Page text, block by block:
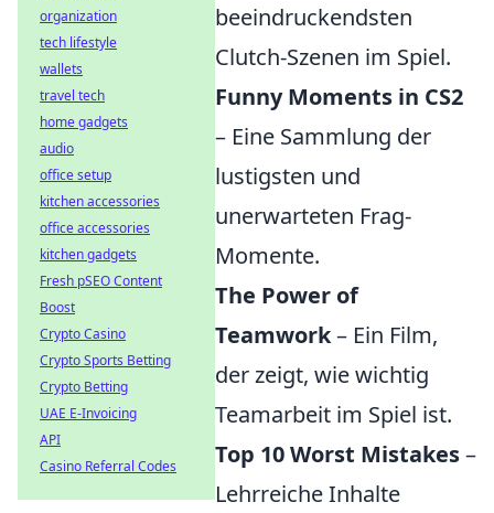
beeindruckendsten
Clutch-Szenen im Spiel.
Funny Moments in CS2
– Eine Sammlung der
lustigsten und
unerwarteten Frag-
Momente.
The Power of
Teamwork– Ein Film,
der zeigt, wie wichtig
Teamarbeit im Spiel ist.
Top 10 Worst Mistakes–
Lehrreiche Inhalte
organization
tech lifestyle
wallets
travel tech
home gadgets
audio
office setup
kitchen accessories
office accessories
kitchen gadgets
Fresh pSEO Content
Boost
Crypto Casino
Crypto Sports Betting
Crypto Betting
UAE E-Invoicing
API
Casino Referral Codes